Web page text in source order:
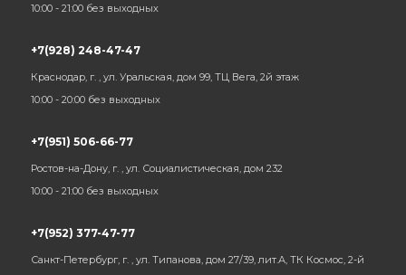
10:00 - 21:00 без выходных
+7(928) 248-47-47
Краснодар, г. , ул. Уральская, дом 99, ТЦ Вега, 2й этаж
10:00 - 20:00 без выходных
+7(951) 506-66-77
Ростов-на-Дону, г. , ул. Социалистическая, дом 232
10:00 - 21:00 без выходных
+7(952) 377-47-77
Санкт-Петербург, г. , ул. Типанова, дом 27/39, лит.А, ТК Космос, 2-й